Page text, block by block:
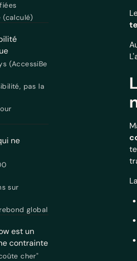
(calculé)
(AccessiBe
pas la
ne
sur
global
est un
contrainte
cher"